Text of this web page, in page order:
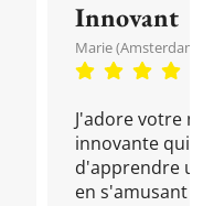
Innovant
Marie (Amsterdam,
J'adore votre
innovante qui
d'apprendre
en s'amusant !